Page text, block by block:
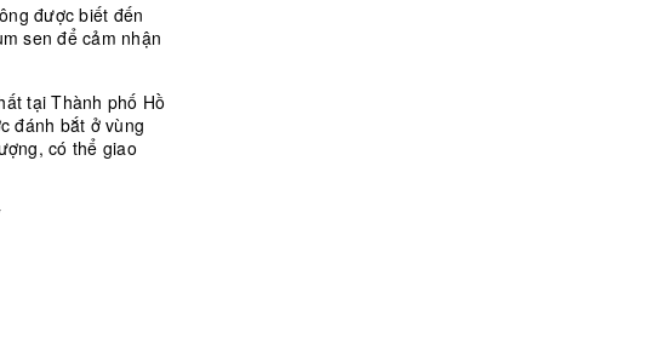
được biết đến
sen để cảm nhận
tại Thành phố Hồ
đánh bắt ở vùng
có thể giao